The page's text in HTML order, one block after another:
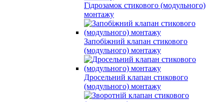
Гідрозамок стикового (модульного)
монтажу
Запобіжний клапан стикового
(модульного) монтажу
Дросельний клапан стикового
(модульного) монтажу